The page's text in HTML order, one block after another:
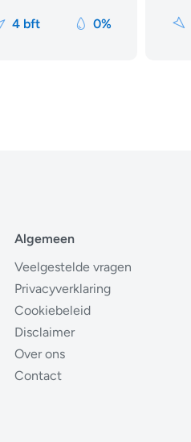
4 bft 0%
Algemeen
Veelgestelde vragen
Privacyverklaring
Cookiebeleid
Disclaimer
Over ons
Contact